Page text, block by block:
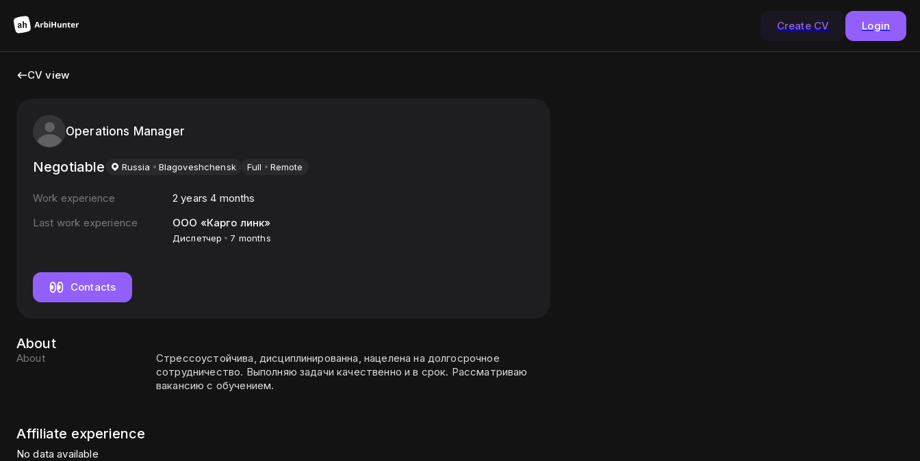
Create CV Login
CV view
Operations Manager
Negotiable Russia Blagoveshchensk Full Remote
Work experience
2 years 4 months
Last work experience
ООО «Карго линк»
Диспетчер 7 months
Contacts
About
About
Стрессоустойчива, дисциплинированна, нацелена на долгосрочное
сотрудничество. Выполняю задачи качественно и в срок. Рассматриваю
вакансию с обучением.
Affiliate experience
No data available